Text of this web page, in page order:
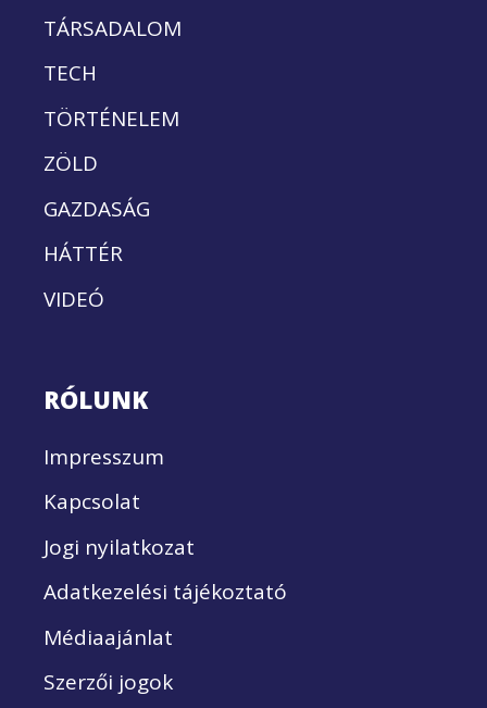
TÁRSADALOM
TECH
TÖRTÉNELEM
ZÖLD
GAZDASÁG
HÁTTÉR
VIDEÓ
RÓLUNK
Impresszum
Kapcsolat
Jogi nyilatkozat
Adatkezelési tájékoztató
Médiaajánlat
Szerzői jogok